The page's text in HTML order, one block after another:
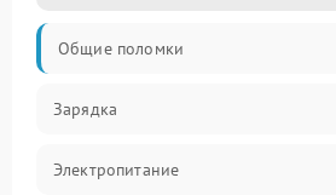
Общие поломки
Зарядка
Электропитание